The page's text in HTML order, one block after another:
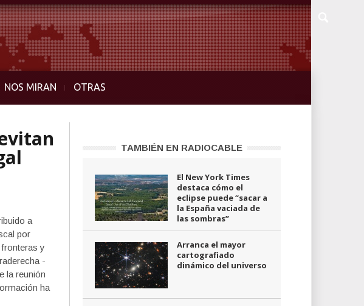
NOS MIRAN OTRAS
a
por
y
-
la reunión
ha
TAMBIÉN EN RADIOCABLE
El New York Times
destaca cómo el
eclipse puede “sacar a
la España vaciada de
las sombras”
Arranca el mayor
cartografiado
dinámico del universo